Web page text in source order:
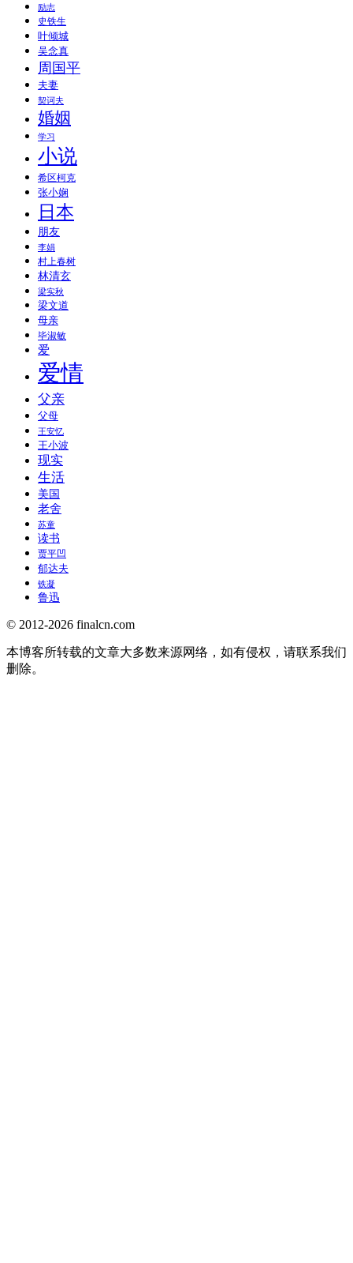
励志
史铁生
叶倾城
吴念真
周国平
夫妻
契诃夫
婚姻
学习
小说
希区柯克
张小娴
日本
朋友
李娟
村上春树
林清玄
梁实秋
梁文道
母亲
毕淑敏
爱
爱情
父亲
父母
王安忆
王小波
现实
生活
美国
老舍
苏童
读书
贾平凹
郁达夫
铁凝
鲁迅
© 2012-2026 finalcn.com
本博客所转载的文章大多数来源网络，如有侵权，请联系我们
删除。